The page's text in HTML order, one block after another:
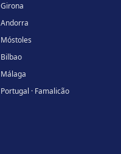
Girona
Andorra
Móstoles
Bilbao
Málaga
Portugal · Famalicão